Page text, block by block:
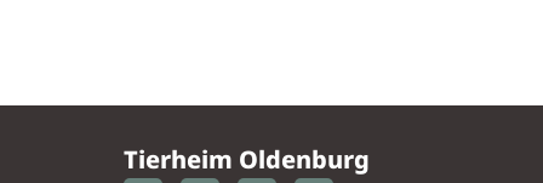
Tierheim Oldenburg